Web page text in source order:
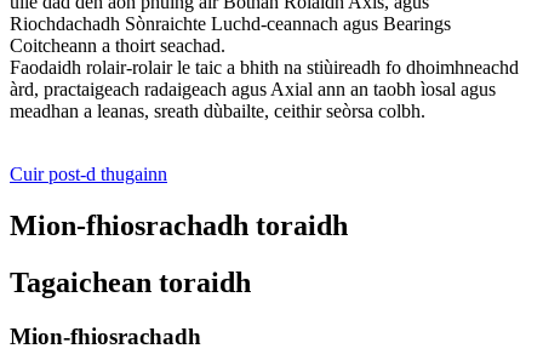
Riochdachadh Sònraichte Luchd-ceannach agus Bearings
Coitcheann a thoirt seachad.
Faodaidh rolair-rolair le taic a bhith na stiùireadh fo dhoimhneachd
àrd, practaigeach radaigeach agus Axial ann an taobh ìosal agus
meadhan a leanas, sreath dùbailte, ceithir seòrsa colbh.
Cuir post-d thugainn
Mion-fhiosrachadh toraidh
Tagaichean toraidh
Mion-fhiosrachadh